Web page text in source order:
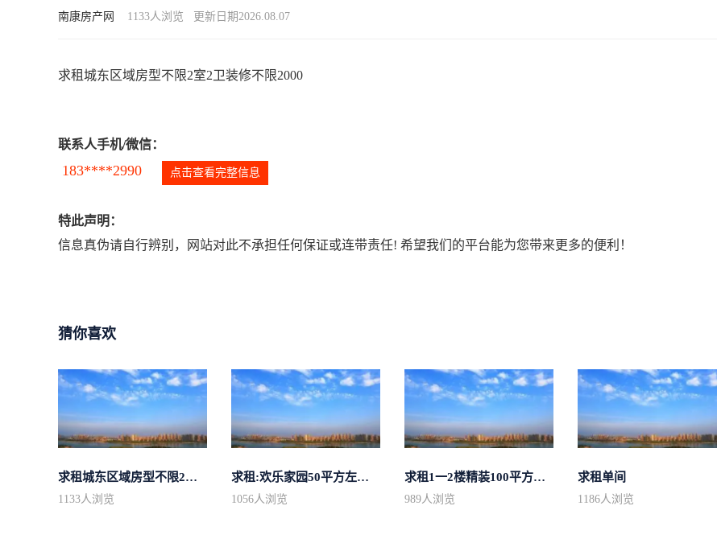
南康房产网 1133人浏览 更新日期2026.08.07
求租城东区域房型不限2室2卫装修不限2000
联系人手机/微信：
183****2990 点击查看完整信息
特此声明：
信息真伪请自行辨别，网站对此不承担任何保证或连带责任! 希望我们的平台能为您带来更多的便利！
猜你喜欢
求租城东区域房型不限2室2卫装修不限2...
1133人浏览
求租:欢乐家园50平方左右的单身公寓廉...
1056人浏览
求租1一2楼精装100平方里面基本设备不...
989人浏览
求租单间
1186人浏览